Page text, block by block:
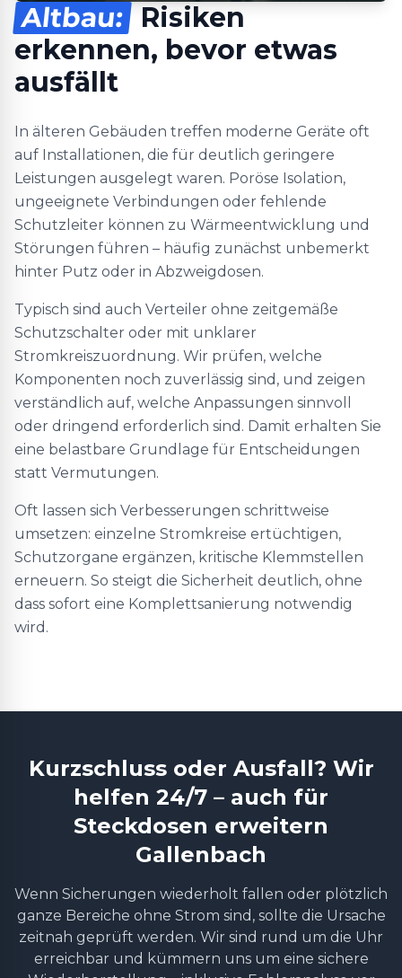
Altbau: Risiken
erkennen, bevor etwas
ausfällt
In älteren Gebäuden treffen moderne Geräte oft
auf Installationen, die für deutlich geringere
Leistungen ausgelegt waren. Poröse Isolation,
ungeeignete Verbindungen oder fehlende
Schutzleiter können zu Wärmeentwicklung und
Störungen führen – häufig zunächst unbemerkt
hinter Putz oder in Abzweigdosen.
Typisch sind auch Verteiler ohne zeitgemäße
Schutzschalter oder mit unklarer
Stromkreiszuordnung. Wir prüfen, welche
Komponenten noch zuverlässig sind, und zeigen
verständlich auf, welche Anpassungen sinnvoll
oder dringend erforderlich sind. Damit erhalten Sie
eine belastbare Grundlage für Entscheidungen
statt Vermutungen.
Oft lassen sich Verbesserungen schrittweise
umsetzen: einzelne Stromkreise ertüchtigen,
Schutzorgane ergänzen, kritische Klemmstellen
erneuern. So steigt die Sicherheit deutlich, ohne
dass sofort eine Komplettsanierung notwendig
wird.
Kurzschluss oder Ausfall? Wir
helfen 24/7 – auch für
Steckdosen erweitern
Gallenbach
Wenn Sicherungen wiederholt fallen oder plötzlich
ganze Bereiche ohne Strom sind, sollte die Ursache
zeitnah geprüft werden. Wir sind rund um die Uhr
erreichbar und kümmern uns um eine sichere